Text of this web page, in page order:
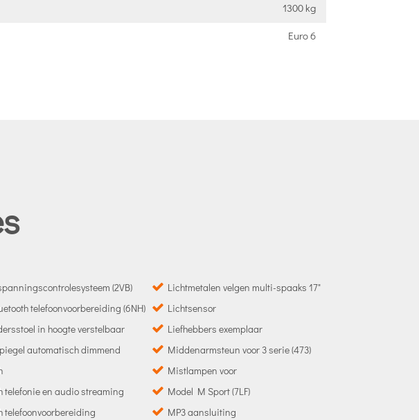
1300 kg
Euro 6
(2VB)
telefoonvoorbereiding (6NH)
in hoogte verstelbaar
automatisch dimmend
telefonie en audio streaming
telefoonvoorbereiding
Lichtmetalen velgen multi-spaaks 17"
Lichtsensor
Liefhebbers exemplaar
Middenarmsteun voor 3 serie (473)
Mistlampen voor
Model M Sport (7LF)
MP3 aansluiting